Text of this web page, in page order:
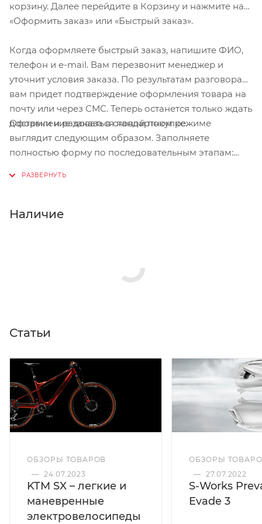
корзину. Далее перейдите в Корзину и нажмите на
«Оформить заказ» или «Быстрый заказ».
Когда оформляете быстрый заказ, напишите ФИО,
телефон и e-mail. Вам перезвонит менеджер и
уточнит условия заказа. По результатам разговора
вам придет подтверждение оформления товара на
почту или через СМС. Теперь останется только ждать
доставки и радоваться новой покупке.
Оформление заказа в стандартном режиме
выглядит следующим образом. Заполняете
полностью форму по последовательным этапам:
Нажмите кнопку «Оформить заказ».
Наличие
Статьи
ОБЗОРЫ ТОВАРОВ
— 24.07.2023
KTM SX – легкие и
маневренные
электровелосипеды
ОБЗОРЫ
— 27.07.2022
S-Works
Evade 3